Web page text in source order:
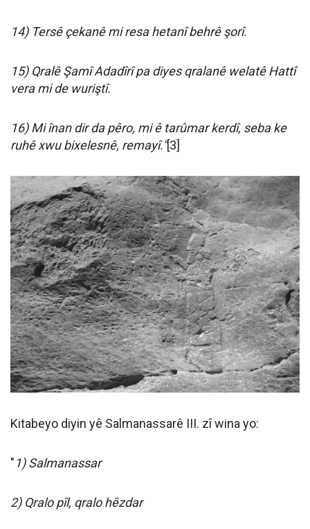
14) Tersê çekanê mi resa hetanî behrê şorî.
15) Qralê Şamî Adadîrî pa diyes qralanê welatê Hattî
vera mi de wuriştî.
16) Mi înan dir da pêro, mi ê tarûmar kerdî, seba ke
ruhê xwu bixelesnê, remayî."[3]
Kitabeyo diyin yê Salmanassarê III. zî wina yo:
" 1) Salmanassar
2) Qralo pîl, qralo hêzdar